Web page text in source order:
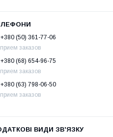
+380 (50) 361-77-06
прием заказов
+380 (68) 654-96-75
прием заказов
+380 (63) 798-06-50
прием заказов